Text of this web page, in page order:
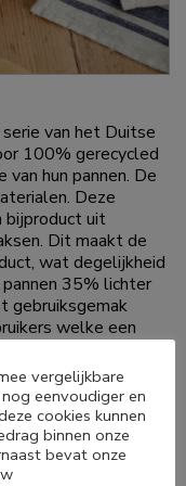
van het Duitse
100% gerecycled
hun pannen. De
Deze
bijproduct uit
Dit maakt de
wat degelijkheid
35% lichter
gebruiksgemak
welke een
karton en
inkt. Koop
ben je niet alleen
maar draag je ook je
vergelijkbare
eenvoudiger en
cookies kunnen
binnen onze
bevat onze